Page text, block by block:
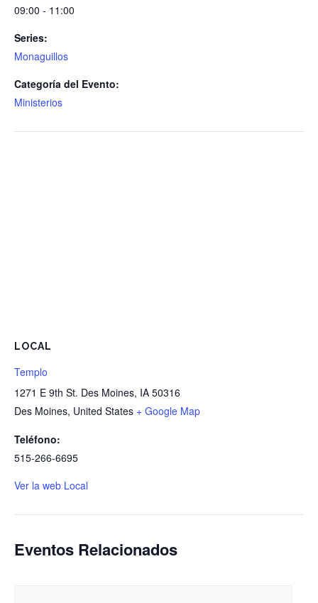
09:00 - 11:00
Series:
Monaguillos
Categoría del Evento:
Ministerios
LOCAL
Templo
1271 E 9th St. Des Moines, IA 50316
Des Moines, United States + Google Map
Teléfono:
515-266-6695
Ver la web Local
Eventos Relacionados